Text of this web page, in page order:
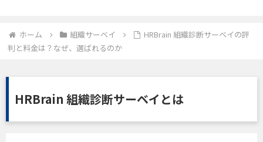
ホーム 組織サーベイ
HRBrain 組織診断サーベイの評
判と料金は？なぜ、選ばれるのか
HRBrain 組織診断サーベイとは